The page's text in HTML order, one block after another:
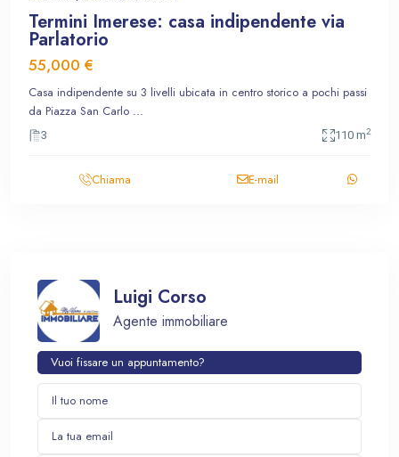
Termini Imerese: casa indipendente via
Parlatorio
55,000 €
Casa indipendente su 3 livelli ubicata in centro storico a pochi passi
da Piazza San Carlo ...
3 110 m2
Chiama E-mail
Luigi Corso
Agente immobiliare
Vuoi fissare un appuntamento?